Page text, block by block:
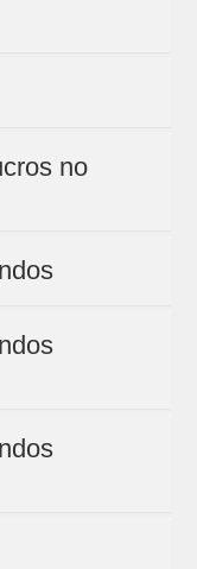
no